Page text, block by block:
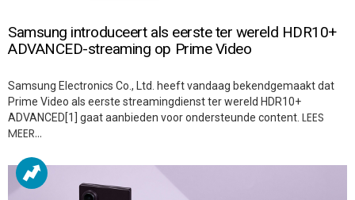
Samsung introduceert als eerste ter wereld HDR10+
ADVANCED-streaming op Prime Video
Samsung Electronics Co., Ltd. heeft vandaag bekendgemaakt dat
Prime Video als eerste streamingdienst ter wereld HDR10+
ADVANCED[1] gaat aanbieden voor ondersteunde content. LEES
MEER…